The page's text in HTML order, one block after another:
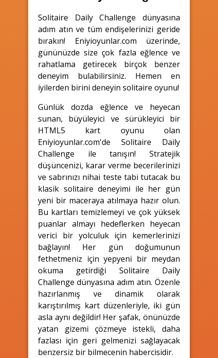
Solitaire Daily Challenge dünyasına
adım atın ve tüm endişelerinizi geride
bırakın! Eniyioyunlar.com üzerinde,
gününüzde size çok fazla eğlence ve
rahatlama getirecek birçok benzer
deneyim bulabilirsiniz. Hemen en
iyilerden birini deneyin solitaire oyunu!
Günlük dozda eğlence ve heyecan
sunan, büyüleyici ve sürükleyici bir
HTML5 kart oyunu olan
Eniyioyunlar.com'de Solitaire Daily
Challenge ile tanışın! Stratejik
düşüncenizi, karar verme becerilerinizi
ve sabrınızı nihai teste tabi tutacak bu
klasik solitaire deneyimi ile her gün
yeni bir maceraya atılmaya hazır olun.
Bu kartları temizlemeyi ve çok yüksek
puanlar almayı hedeflerken heyecan
verici bir yolculuk için kemerlerinizi
bağlayın! Her gün doğumunun
fethetmeniz için yepyeni bir meydan
okuma getirdiği Solitaire Daily
Challenge dünyasına adım atın. Özenle
hazırlanmış ve dinamik olarak
karıştırılmış kart düzenleriyle, iki gün
asla aynı değildir! Her şafak, önünüzde
yatan gizemi çözmeye istekli, daha
fazlası için geri gelmenizi sağlayacak
benzersiz bir bilmecenin habercisidir.